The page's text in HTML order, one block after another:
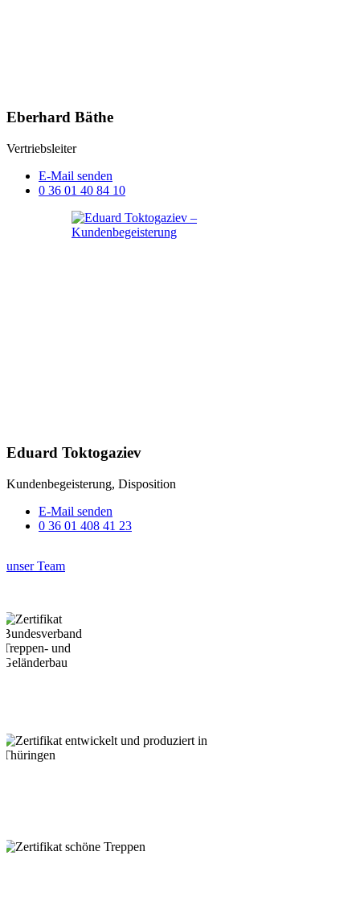
Eberhard Bäthe
Vertriebsleiter
E-Mail senden
0 36 01 40 84 10
Eduard Toktogaziev
Kundenbegeisterung, Disposition
E-Mail senden
0 36 01 408 41 23
unser Team